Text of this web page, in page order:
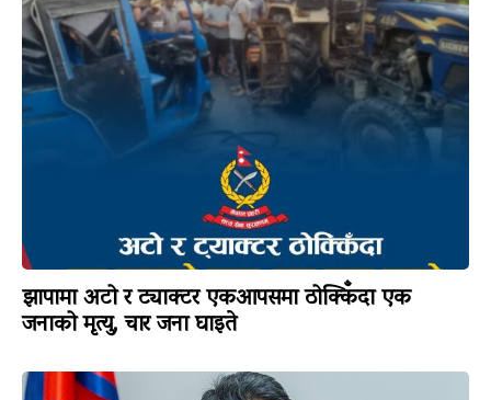
झापामा अटो र ट्याक्टर एकआपसमा ठोक्किँदा एक
जनाको मृत्यु, चार जना घाइते